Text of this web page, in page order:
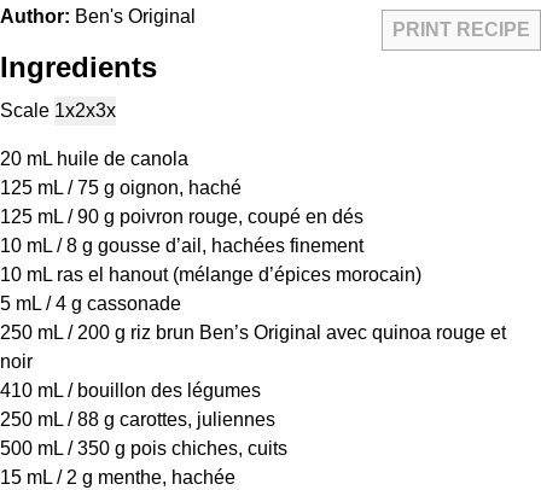
PRINT RECIPE
Author: Ben's Original
Ingredients
Scale 1x2x3x
20 mL huile de canola
125 mL / 75 g oignon, haché
125 mL / 90 g poivron rouge, coupé en dés
10 mL / 8 g gousse d’ail, hachées finement
10 mL ras el hanout (mélange d’épices morocain)
5 mL / 4 g cassonade
250 mL / 200 g riz brun Ben’s Original avec quinoa rouge et
noir
410 mL / bouillon des légumes
250 mL / 88 g carottes, juliennes
500 mL / 350 g pois chiches, cuits
15 mL / 2 g menthe, hachée